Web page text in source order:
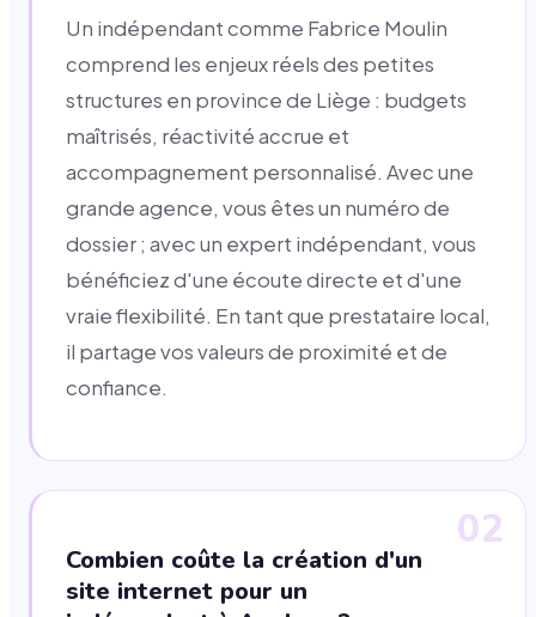
Un indépendant comme Fabrice Moulin
comprend les enjeux réels des petites
structures en province de Liège : budgets
maîtrisés, réactivité accrue et
accompagnement personnalisé. Avec une
grande agence, vous êtes un numéro de
dossier ; avec un expert indépendant, vous
bénéficiez d'une écoute directe et d'une
vraie flexibilité. En tant que prestataire local,
il partage vos valeurs de proximité et de
confiance.
02
Combien coûte la création d'un
site internet pour un